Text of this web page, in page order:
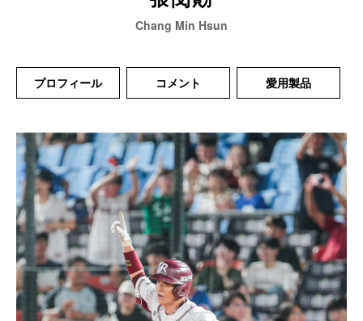
閉じる
Chang Min Hsun
プロフィール コメント 愛用製品